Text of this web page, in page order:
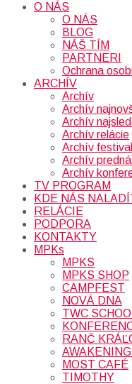
O NÁS
O NÁS
BLOG
NÁŠ TÍM
PARTNERI
Ochrana
ARCHÍV
Archív
Archív
Archív
Archív relácie
Archív
Archív
Archív
TV PROGRAM
KDE NÁS
RELÁCIE
PODPORA
KONTAKTY
MPKs
MPKS
MPKS SHOP
CAMPFEST
NOVÁ DNA
TWC
RANČ
MOST CAFÉ
TIMOTHY